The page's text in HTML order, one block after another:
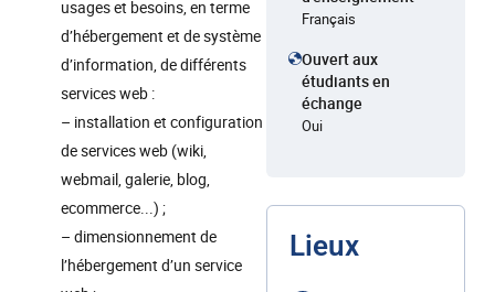
usages et besoins, en terme
d’hébergement et de système
d’information, de différents
services web :
– installation et configuration
de services web (wiki,
webmail, galerie, blog,
ecommerce...) ;
– dimensionnement de
l’hébergement d’un service
Français
Ouvert aux
étudiants en
échange
Oui
Lieux